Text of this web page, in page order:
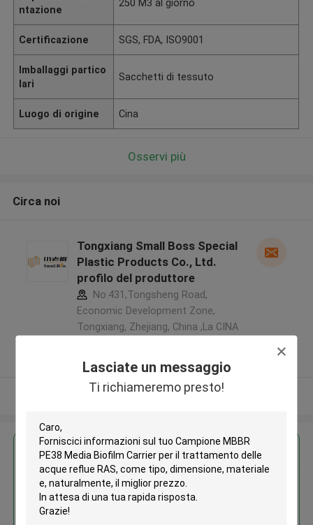
Lasciate un messaggio
Ti richiameremo presto!
ntazione
250 M3 al giorno
Certificazione SGS, FDA, ISO9001
Imballaggi partico
lari
Sacchetti di tessuto
Luogo di origine Cina
Osservi più
Circa noi
Tongxiang Small Boss Special
Plastic Products Co., Ltd.
profilo del produttore
No.431,Tongsheng Road,
Economic Development Zone,
Tongxiang, Zhejiang, China ,La CINA
Fornitore verificato
Osservi più
Ottieni il miglior prezzo per
Campione MBBR PE38 Media
Biofilm Carrier per il